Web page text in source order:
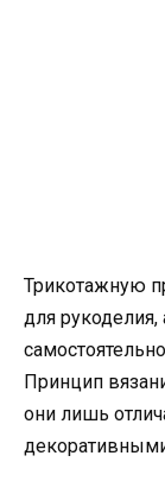
Трикотажную
для рукоделия,
Принцип
они лишь